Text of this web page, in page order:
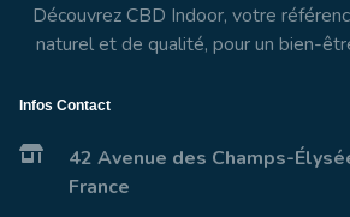
Découvrez CBD Indoor, votre
naturel et de qualité, pour un bien-
Infos Contact
42 Avenue des Champs-
France